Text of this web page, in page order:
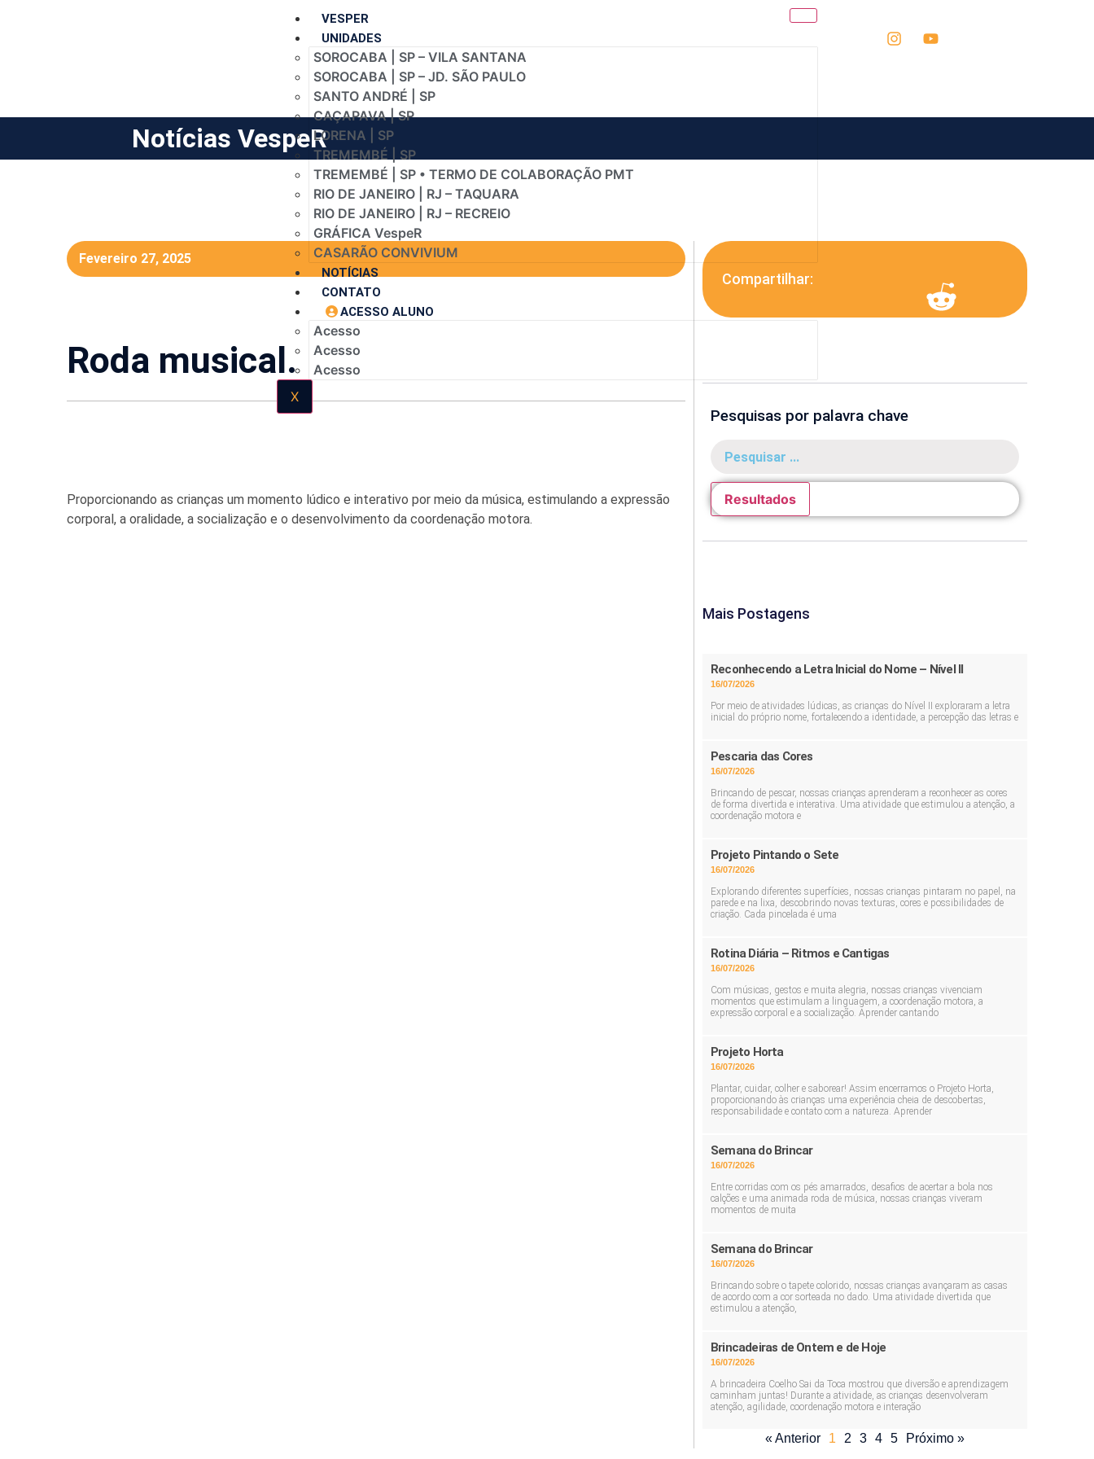
VESPER
UNIDADES
SOROCABA | SP – VILA SANTANA
SOROCABA | SP – JD. SÃO PAULO
SANTO ANDRÉ | SP
CAÇAPAVA | SP
LORENA | SP
TREMEMBÉ | SP
TREMEMBÉ | SP • TERMO DE COLABORAÇÃO PMT
RIO DE JANEIRO | RJ – TAQUARA
RIO DE JANEIRO | RJ – RECREIO
GRÁFICA VespeR
CASARÃO CONVIVIUM
NOTÍCIAS
CONTATO
ACESSO ALUNO
Acesso
Acesso
Acesso
X
Notícias VespeR
Fevereiro 27, 2025
Roda musical.
Proporcionando as crianças um momento lúdico e interativo por meio da música, estimulando a expressão
corporal, a oralidade, a socialização e o desenvolvimento da coordenação motora.
Compartilhar:
Pesquisas por palavra chave
Resultados
Mais Postagens
Reconhecendo a Letra Inicial do Nome – Nível II
16/07/2026
Por meio de atividades lúdicas, as crianças do Nível II exploraram a letra
inicial do próprio nome, fortalecendo a identidade, a percepção das letras e
Pescaria das Cores
16/07/2026
Brincando de pescar, nossas crianças aprenderam a reconhecer as cores
de forma divertida e interativa. Uma atividade que estimulou a atenção, a
coordenação motora e
Projeto Pintando o Sete
16/07/2026
Explorando diferentes superfícies, nossas crianças pintaram no papel, na
parede e na lixa, descobrindo novas texturas, cores e possibilidades de
criação. Cada pincelada é uma
Rotina Diária – Ritmos e Cantigas
16/07/2026
Com músicas, gestos e muita alegria, nossas crianças vivenciam
momentos que estimulam a linguagem, a coordenação motora, a
expressão corporal e a socialização. Aprender cantando
Projeto Horta
16/07/2026
Plantar, cuidar, colher e saborear! Assim encerramos o Projeto Horta,
proporcionando às crianças uma experiência cheia de descobertas,
responsabilidade e contato com a natureza. Aprender
Semana do Brincar
16/07/2026
Entre corridas com os pés amarrados, desafios de acertar a bola nos
calções e uma animada roda de música, nossas crianças viveram
momentos de muita
Semana do Brincar
16/07/2026
Brincando sobre o tapete colorido, nossas crianças avançaram as casas
de acordo com a cor sorteada no dado. Uma atividade divertida que
estimulou a atenção,
Brincadeiras de Ontem e de Hoje
16/07/2026
A brincadeira Coelho Sai da Toca mostrou que diversão e aprendizagem
caminham juntas! Durante a atividade, as crianças desenvolveram
atenção, agilidade, coordenação motora e interação
« Anterior 1 2 3 4 5 Próximo »